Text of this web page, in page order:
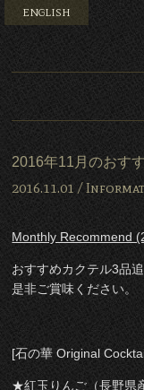
ENGLISH
2016年11月のおす
2016.11.01 /
Monthly Recommend
おすすめカクテル3品追
是非ご賞味ください。
[石の華 Original
★紅玉りんご（長野県